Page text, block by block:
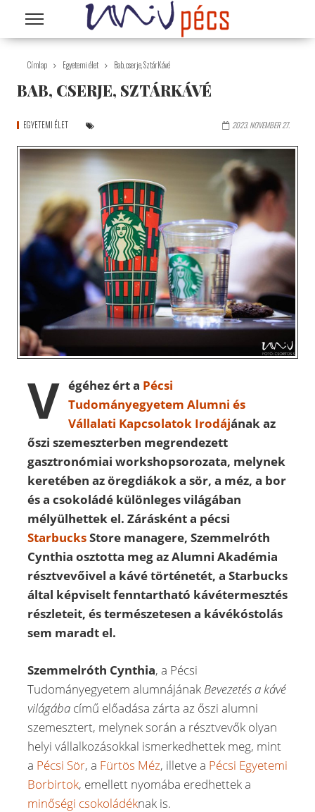
Ugrás a tartalomra
Címlap Egyetemi élet Bab, cserje, SztárKávé
BAB, CSERJE, SZTÁRKÁVÉ
EGYETEMI ÉLET 2023. NOVEMBER 27.
V égéhez ért a Pécsi
Tudományegyetem Alumni és
Vállalati Kapcsolatok Irodájának az
őszi szemeszterben megrendezett
gasztronómiai workshopsorozata, melynek
keretében az öregdiákok a sör, a méz, a bor
és a csokoládé különleges világában
mélyülhettek el. Zárásként a pécsi
StarbucksStore managere, Szemmelróth
Cynthia osztotta meg az Alumni Akadémia
résztvevőivel a kávé történetét, a Starbucks
által képviselt fenntartható kávétermesztés
részleteit, és természetesen a kávékóstolás
sem maradt el.
Szemmelróth Cynthia, a Pécsi
Tudományegyetem alumnájának Bevezetés a kávé
világába című előadása zárta az őszi alumni
szemesztert, melynek során a résztvevők olyan
helyi vállalkozásokkal ismerkedhettek meg, mint
a Pécsi Sör, a Fürtös Méz, illetve a Pécsi Egyetemi
Borbirtok, emellett nyomába eredhettek a
minőségi csokoládéknak is.